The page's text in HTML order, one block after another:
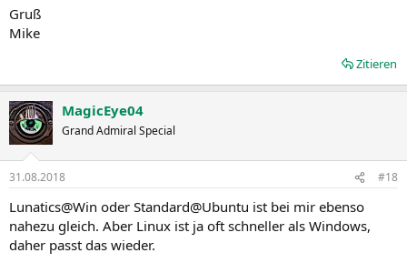
Gruß
Mike
Zitieren
MagicEye04
Grand Admiral Special
31.08.2018 #18
Lunatics@Win oder Standard@Ubuntu ist bei mir ebenso
nahezu gleich. Aber Linux ist ja oft schneller als Windows,
daher passt das wieder.